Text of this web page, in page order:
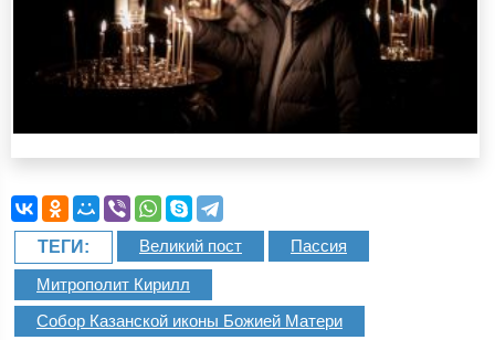
ТЕГИ: Великий пост Пассия
Митрополит Кирилл
Собор Казанской иконы Божией Матери